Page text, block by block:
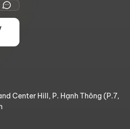
Center Hill, P. Hạnh Thông (P.7,